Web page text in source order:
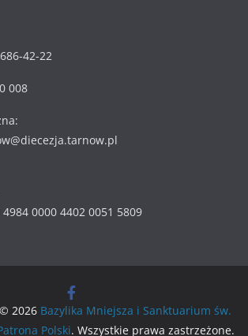
42-22
008
0000 4402 0051 5809
2026 Bazylika Mniejsza i Sanktuarium św.
Polski. Wszystkie prawa zastrzeżone.